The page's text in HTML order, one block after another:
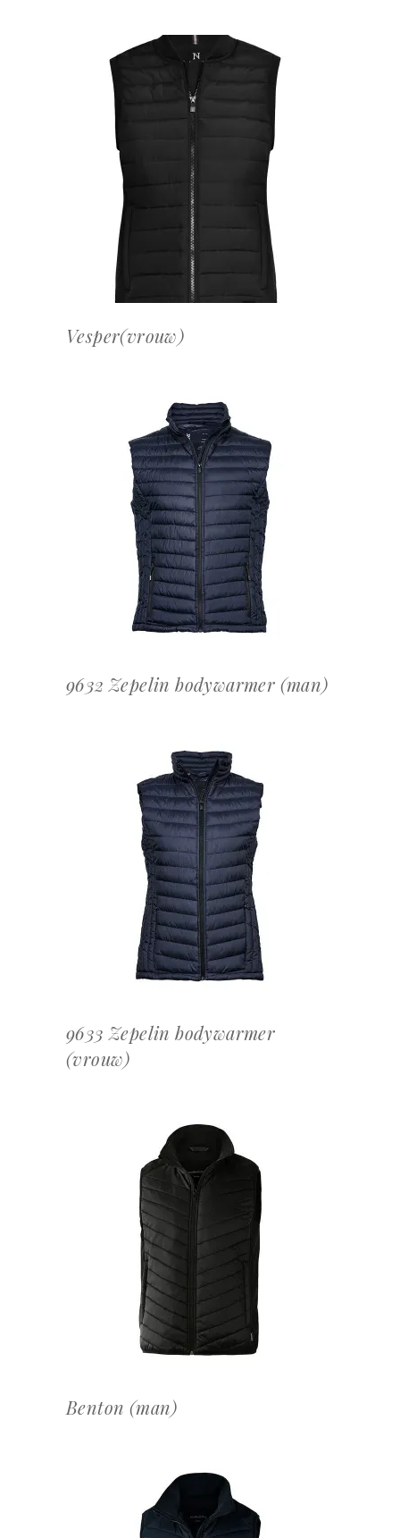
OFFERTEAANVRAAG
Vesper(vrouw)
OFFERTEAANVRAAG
9632 Zepelin bodywarmer (man)
OFFERTEAANVRAAG
9633 Zepelin bodywarmer
(vrouw)
OFFERTEAANVRAAG
Benton (man)